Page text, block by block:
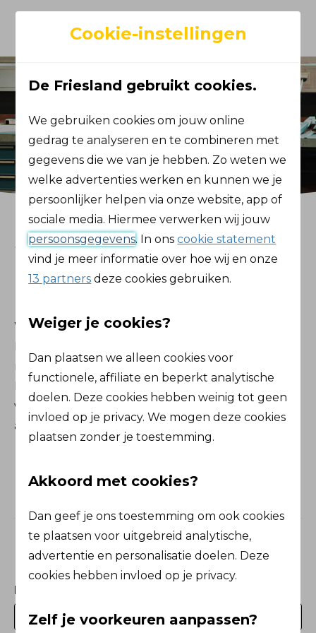
Sterk te Werk
begint hier
Welkom op het Sterk te Werk portaal van De
Friesland. Dé plek waar werkgevers en
medewerkers aan de slag gaan met gezondheid.
Log in en ontdek ons aanbod zoals trainingen en
workshops, maar ook persoonlijke verhalen,
artikelen, blogs en podcasts.
Inloggen
E-mailadres
Cookie-instellingen
De Friesland gebruikt cookies.
We gebruiken cookies om jouw online
gedrag te analyseren en te combineren met
gegevens die we van je hebben. Zo weten we
welke advertenties werken en kunnen we je
persoonlijker helpen via onze website, app of
sociale media. Hiermee verwerken wij jouw
persoonsgegevens. In onscookie statement
vind je meer informatie over hoe wij en onze
13 partners deze cookies gebruiken.
Weiger je cookies?
Dan plaatsen we alleen cookies voor
functionele, affiliate en beperkt analytische
doelen. Deze cookies hebben weinig tot geen
invloed op je privacy. We mogen deze cookies
plaatsen zonder je toestemming.
Akkoord met cookies?
Dan geef je ons toestemming om ook cookies
te plaatsen voor uitgebreid analytische,
advertentie en personalisatie doelen. Deze
cookies hebben invloed op je privacy.
Zelf je voorkeuren aanpassen?